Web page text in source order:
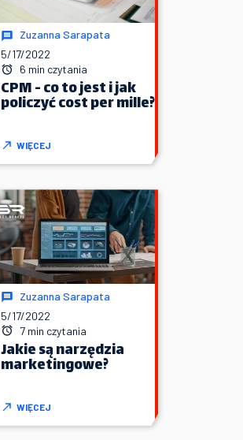
Zuzanna Sarapata
5/17/2022
6 min czytania
CPM - co to jest i jak
policzyć cost per mille?
WIĘCEJ
Zuzanna Sarapata
5/17/2022
7 min czytania
Jakie są narzędzia
marketingowe?
WIĘCEJ